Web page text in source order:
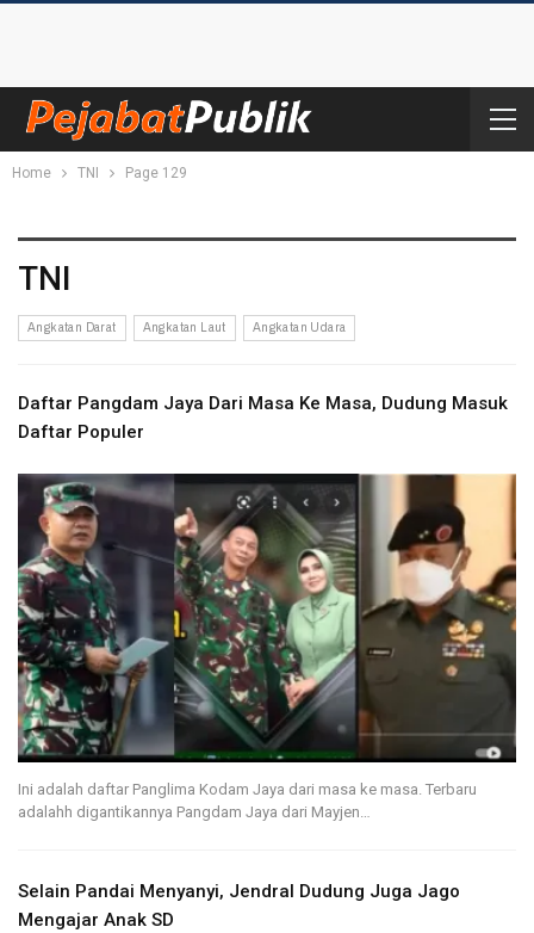
Home TNI Page 129
TNI
Angkatan Darat Angkatan Laut Angkatan Udara
Daftar Pangdam Jaya Dari Masa Ke Masa, Dudung Masuk
Daftar Populer
Ini adalah daftar Panglima Kodam Jaya dari masa ke masa. Terbaru
adalahh digantikannya Pangdam Jaya dari Mayjen…
Selain Pandai Menyanyi, Jendral Dudung Juga Jago
Mengajar Anak SD